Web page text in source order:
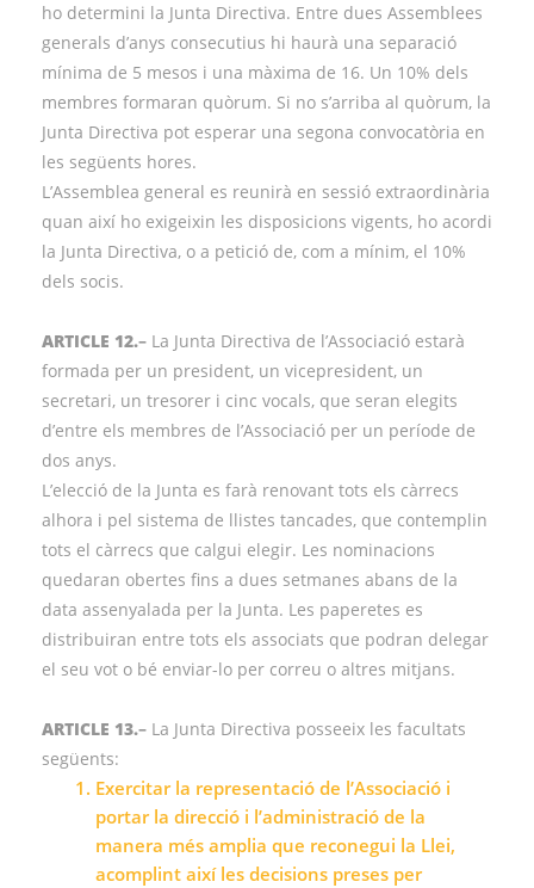
ho determini la Junta Directiva. Entre dues Assemblees
generals d’anys consecutius hi haurà una separació
mínima de 5 mesos i una màxima de 16. Un 10% dels
membres formaran quòrum. Si no s’arriba al quòrum, la
Junta Directiva pot esperar una segona convocatòria en
les següents hores.
L’Assemblea general es reunirà en sessió extraordinària
quan així ho exigeixin les disposicions vigents, ho acordi
la Junta Directiva, o a petició de, com a mínim, el 10%
dels socis.
ARTICLE 12.– La Junta Directiva de l’Associació estarà
formada per un president, un vicepresident, un
secretari, un tresorer i cinc vocals, que seran elegits
d’entre els membres de l’Associació per un període de
dos anys.
L’elecció de la Junta es farà renovant tots els càrrecs
alhora i pel sistema de llistes tancades, que contemplin
tots el càrrecs que calgui elegir. Les nominacions
quedaran obertes fins a dues setmanes abans de la
data assenyalada per la Junta. Les paperetes es
distribuiran entre tots els associats que podran delegar
el seu vot o bé enviar-lo per correu o altres mitjans.
ARTICLE 13.– La Junta Directiva posseeix les facultats
següents:
Exercitar la representació de l’Associació i
portar la direcció i l’administració de la
manera més amplia que reconegui la Llei,
acomplint així les decisions preses per